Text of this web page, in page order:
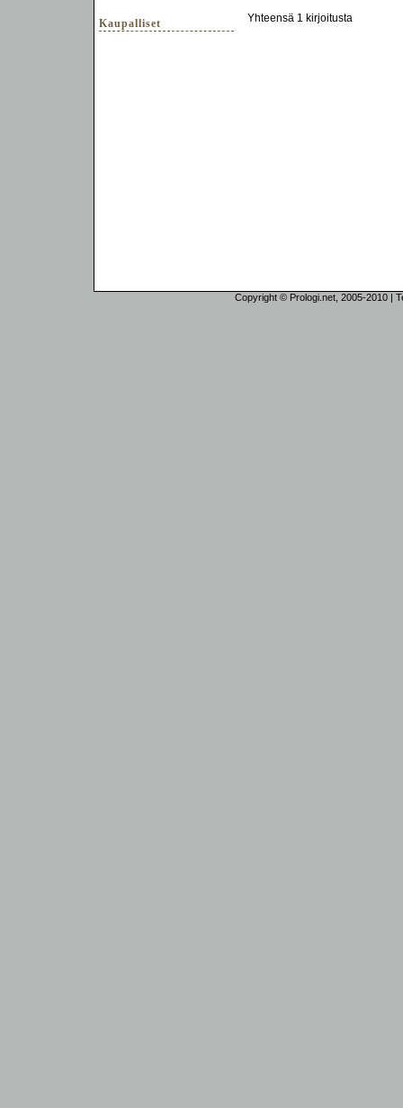
Kaupalliset Yhteensä 1 kirjoitusta
Copyright © Prologi.net, 2005-2010 |